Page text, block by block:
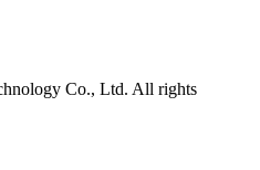
Co., Ltd. All rights